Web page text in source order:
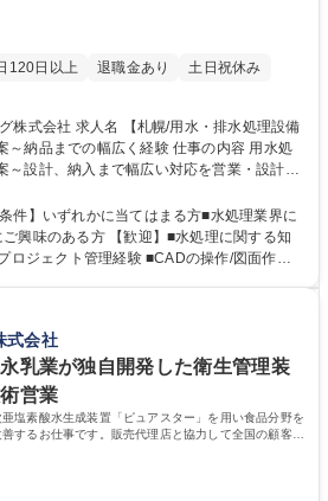
120日以上 退職金あり 土日祝休み
水・排水処理設備
の幅広く経験 仕事の内容 用水処
～設計、納入まで幅広い対応を営業・設計・
当いただきます。裁量が大きく、スキルを身
永グループ案件6割/他4割
産、食肉・畜産、化学・薬品と幅広く、様々
理に関わるノウハウを蓄えているので引出
ニアとしての活躍を期待しています。【業
設
品までの幅広く経験
件】いずれかに当てはまる方■水処理業界に
興味のある方 【歓迎】■水処理に関する知
理経験 ■CADの操作/図面作成
、常に最新の技術・装置を取り入れ、時代
築しています。お客様のニーズに応える食
工管理/メンテナンスまでトータルサポート
専
級土木施工管理技士 1級電気工事施工管理技
式会社
乳業が独自開発した衛生管理装
営業
塩素酸水生成装置「ピュアスター」を用い食品分野を
するお仕事です。販売代理店と協力して全国の顧客に
サポ